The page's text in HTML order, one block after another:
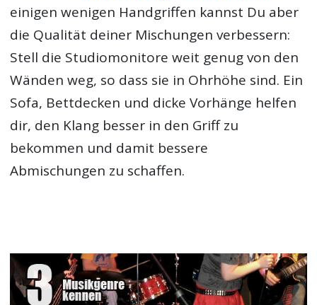
einigen wenigen Handgriffen kannst Du aber
die Qualität deiner Mischungen verbessern:
Stell die Studiomonitore weit genug von den
Wänden weg, so dass sie in Ohrhöhe sind. Ein
Sofa, Bettdecken und dicke Vorhänge helfen
dir, den Klang besser in den Griff zu
bekommen und damit bessere
Abmischungen zu schaffen.